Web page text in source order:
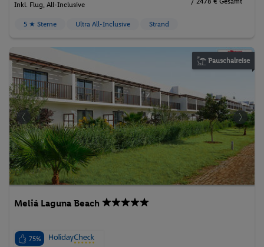
Inkl. Flug, All-Inclusive
5 ★ Sterne Ultra All-Inclusive Strand
Pauschalreise
Meliá Laguna Beach
75%